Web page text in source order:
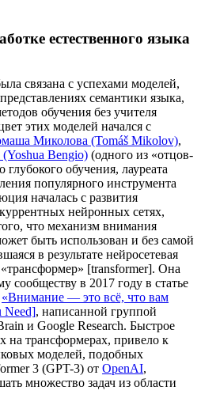
естественного языка
связана с успехами моделей,
семантики языка,
обучения без учителя
этих моделей начался с
Миколова (Tomáš Mikolov),
Bengio) (одного из «отцов-
обучения, лауреата
популярного инструмента
началась с развития
нейронных сетях,
что механизм внимания
быть использован и без самой
в результате нейросетевая
[transformer]. Она
сообществу в 2017 году в статье
«Внимание — это всё, что вам
Need], написанной группой
и Google Research. Быстрое
на трансформерах, привело к
моделей, подобных
3 (GPT-3) от OpenAI,
множество задач из области